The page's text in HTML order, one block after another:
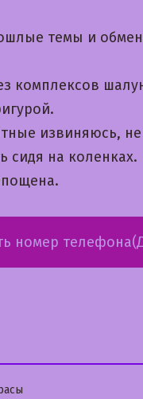
темы и
комплексов
извиняюсь,
сидя на коленках.
номер